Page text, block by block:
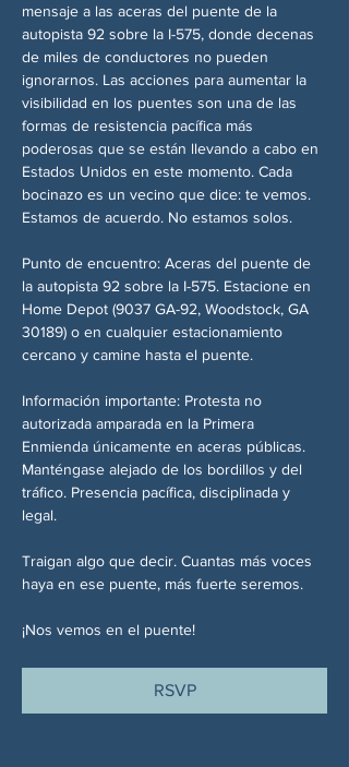
mensaje a las aceras del puente de la
autopista 92 sobre la I-575, donde decenas
de miles de conductores no pueden
ignorarnos. Las acciones para aumentar la
visibilidad en los puentes son una de las
formas de resistencia pacífica más
poderosas que se están llevando a cabo en
Estados Unidos en este momento. Cada
bocinazo es un vecino que dice: te vemos.
Estamos de acuerdo. No estamos solos.
Punto de encuentro: Aceras del puente de
la autopista 92 sobre la I-575. Estacione en
Home Depot (9037 GA-92, Woodstock, GA
30189) o en cualquier estacionamiento
cercano y camine hasta el puente.
Información importante: Protesta no
autorizada amparada en la Primera
Enmienda únicamente en aceras públicas.
Manténgase alejado de los bordillos y del
tráfico. Presencia pacífica, disciplinada y
legal.
Traigan algo que decir. Cuantas más voces
haya en ese puente, más fuerte seremos.
¡Nos vemos en el puente!
RSVP